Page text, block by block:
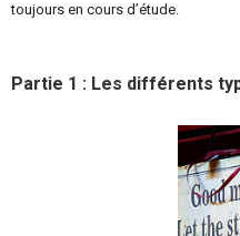
toujours en cours d’étude.
Partie 1 : Les différents